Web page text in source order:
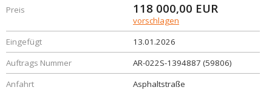
Preis 118 000,00 EUR
vorschlagen
Eingefügt
13.01.2026
Auftrags Nummer
AR-022S-1394887 (59806)
Anfahrt
Asphaltstraße